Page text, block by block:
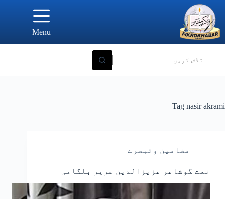
content
Menu
Tag nasir akrami
مضامین وتبصرے
نعت گوشاعر عزیزالدین عزیز بلگامی